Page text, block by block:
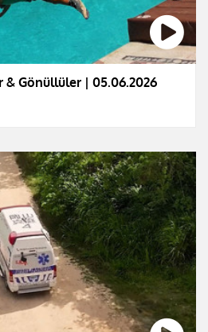
& Gönüllüler | 05.06.2026